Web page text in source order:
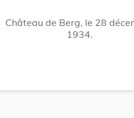
Château de Berg, le 28
1934.